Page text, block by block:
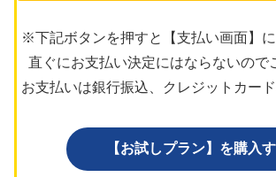
※下記ボタンを押すと【支払い画面】
直ぐにお支払い決定にはならないので
お支払いは銀行振込、クレジットカー
【お試しプラン】を購入